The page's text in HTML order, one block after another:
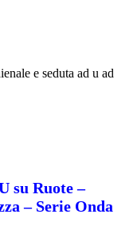
e seduta ad u ad
su Ruote –
– Serie Onda